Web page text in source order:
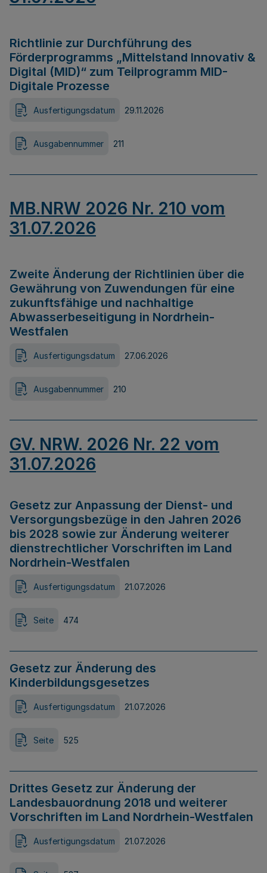
Richtlinie zur Durchführung des
Förderprogramms „Mittelstand Innovativ &
Digital (MID)“ zum Teilprogramm MID-
Digitale Prozesse
Ausfertigungsdatum 29.11.2026
Ausgabennummer 211
MB.NRW 2026 Nr. 210 vom
31.07.2026
Zweite Änderung der Richtlinien über die
Gewährung von Zuwendungen für eine
zukunftsfähige und nachhaltige
Abwasserbeseitigung in Nordrhein-
Westfalen
Ausfertigungsdatum 27.06.2026
Ausgabennummer 210
GV. NRW. 2026 Nr. 22 vom
31.07.2026
Gesetz zur Anpassung der Dienst- und
Versorgungsbezüge in den Jahren 2026
bis 2028 sowie zur Änderung weiterer
dienstrechtlicher Vorschriften im Land
Nordrhein-Westfalen
Ausfertigungsdatum 21.07.2026
Seite 474
Gesetz zur Änderung des
Kinderbildungsgesetzes
Ausfertigungsdatum 21.07.2026
Seite 525
Drittes Gesetz zur Änderung der
Landesbauordnung 2018 und weiterer
Vorschriften im Land Nordrhein-Westfalen
Ausfertigungsdatum 21.07.2026